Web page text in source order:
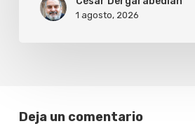
1 agosto, 2026
Deja un comentario